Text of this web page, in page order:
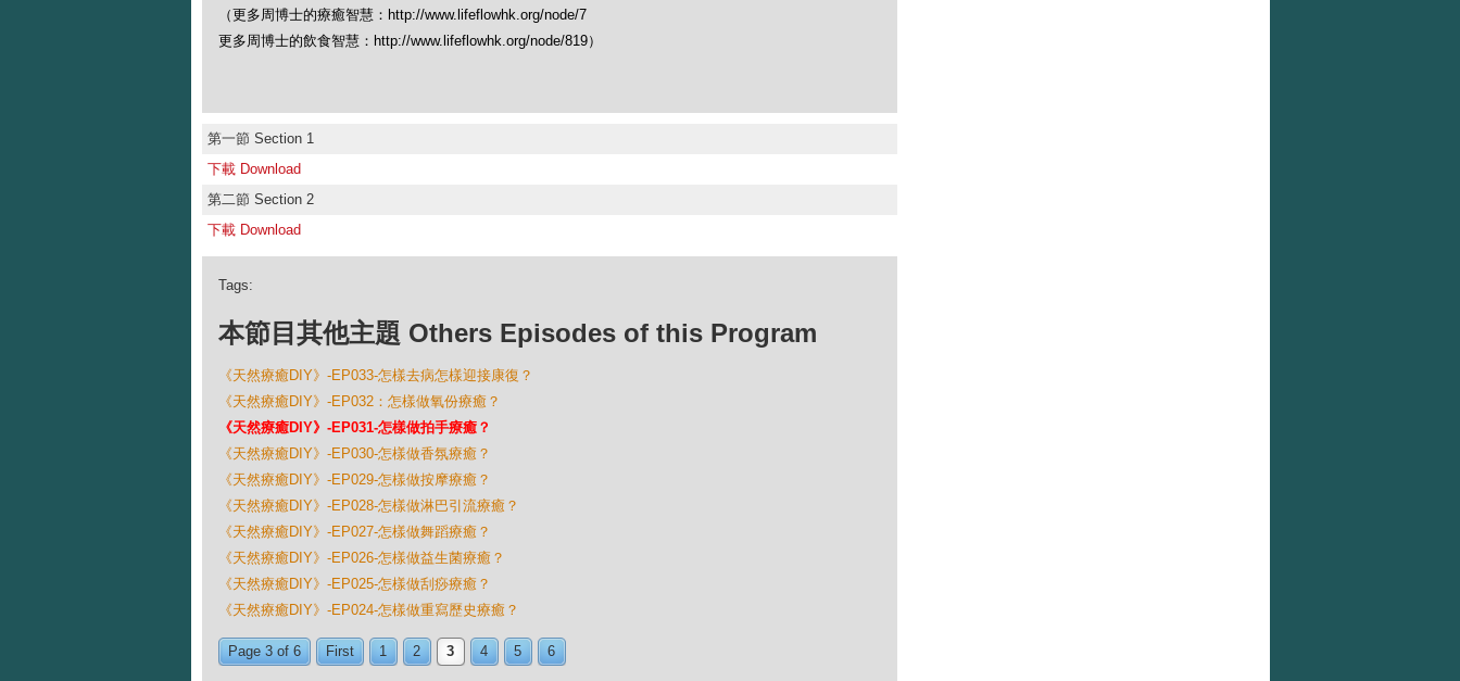
（更多周博士的療癒智慧：http://www.lifeflowhk.org/node/7
更多周博士的飲食智慧：http://www.lifeflowhk.org/node/819）
第一節 Section 1
下載 Download
第二節 Section 2
下載 Download
Tags:
本節目其他主題 Others Episodes of this Program
《天然療癒DIY》-EP033-怎樣去病怎樣迎接康復？
《天然療癒DIY》-EP032：怎樣做氧份療癒？
《天然療癒DIY》-EP031-怎樣做拍手療癒？
《天然療癒DIY》-EP030-怎樣做香氛療癒？
《天然療癒DIY》-EP029-怎樣做按摩療癒？
《天然療癒DIY》-EP028-怎樣做淋巴引流療癒？
《天然療癒DIY》-EP027-怎樣做舞蹈療癒？
《天然療癒DIY》-EP026-怎樣做益生菌療癒？
《天然療癒DIY》-EP025-怎樣做刮痧療癒？
《天然療癒DIY》-EP024-怎樣做重寫歷史療癒？
Page 3 of 6 First 1 2 3 4 5 6